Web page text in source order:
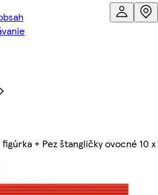
+ Pez štangličky ovocné 10